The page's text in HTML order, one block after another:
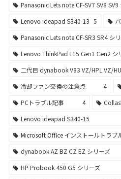
Panasonic Lets note CF-SV7 SV8 SV9
Lenovo ideapad S340-13 5
Panasonic Lets note CF-SR3 SR4 シ
Lenovo ThinkPad L15 Gen1 Gen2 シ
二代目 dynabook V83 VZ/HPL VZ/
冷却ファン交換の注意点
4
PCトラブル記事
4
Lenovo ideapad S340-15
Microsoft Office インストールトラブ
dynabook AZ BZ CZ EZ シリーズ
HP Probook 450 G5 シリーズ